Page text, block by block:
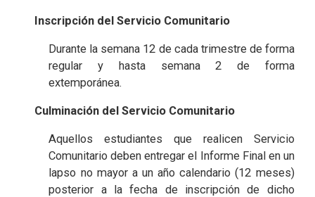
Inscripción del Servicio Comunitario
Durante la semana 12 de cada trimestre de forma
regular y hasta semana 2 de forma
extemporánea.
Culminación del Servicio Comunitario
Aquellos estudiantes que realicen Servicio
Comunitario deben entregar el Informe Final en un
lapso no mayor a un año calendario (12 meses)
posterior a la fecha de inscripción de dicho